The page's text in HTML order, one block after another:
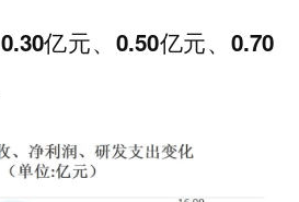
0.30亿元、0.50亿元、0.70